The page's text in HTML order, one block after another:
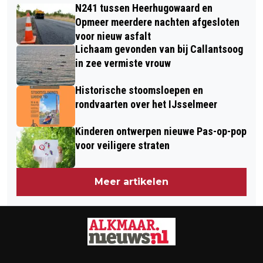
SPEKGLADDE WEG
LIJKT POPULAIRDER DAN OOIT
N241 tussen Heerhugowaard en
Opmeer meerdere nachten afgesloten
voor nieuw asfalt
Lichaam gevonden van bij Callantsoog
in zee vermiste vrouw
Historische stoomsloepen en
rondvaarten over het IJsselmeer
Kinderen ontwerpen nieuwe Pas-op-pop
voor veiligere straten
Meer artikelen